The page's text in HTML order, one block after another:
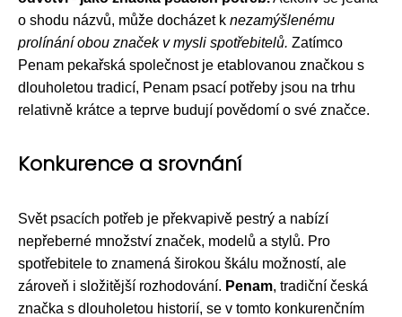
o shodu názvů, může docházet k nezamýšlenému
prolínání obou značek v mysli spotřebitelů. Zatímco
Penam pekařská společnost je etablovanou značkou s
dlouholetou tradicí, Penam psací potřeby jsou na trhu
relativně krátce a teprve budují povědomí o své značce.
Konkurence a srovnání
Svět psacích potřeb je překvapivě pestrý a nabízí
nepřeberné množství značek, modelů a stylů. Pro
spotřebitele to znamená širokou škálu možností, ale
zároveň i složitější rozhodování. Penam, tradiční česká
značka s dlouholetou historií, se v tomto konkurenčním